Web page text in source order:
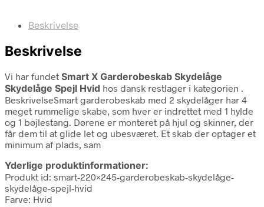
Beskrivelse
Beskrivelse
Vi har fundet Smart X Garderobeskab Skydelåge
Skydelåge Spejl Hvid hos dansk restlager i kategorien .
BeskrivelseSmart garderobeskab med 2 skydelåger har 4
meget rummelige skabe, som hver er indrettet med 1 hylde
og 1 bøjlestang. Dørene er monteret på hjul og skinner, der
får dem til at glide let og ubesværet. Et skab der optager et
minimum af plads, sam
Yderlige produktinformationer:
Produkt id: smart-220×245-garderobeskab-skydelåge-
skydelåge-spejl-hvid
Farve: Hvid